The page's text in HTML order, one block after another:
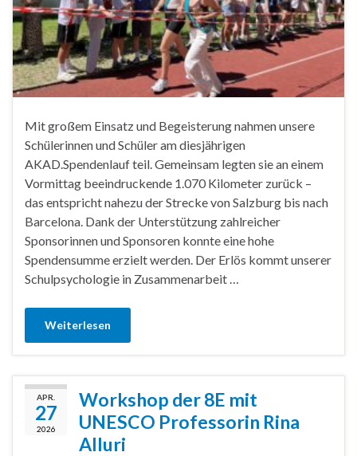
Mit großem Einsatz und Begeisterung nahmen unsere
Schülerinnen und Schüler am diesjährigen
AKAD.Spendenlauf teil. Gemeinsam legten sie an einem
Vormittag beeindruckende 1.070 Kilometer zurück –
das entspricht nahezu der Strecke von Salzburg bis nach
Barcelona. Dank der Unterstützung zahlreicher
Sponsorinnen und Sponsoren konnte eine hohe
Spendensumme erzielt werden. Der Erlös kommt unserer
Schulpsychologie in Zusammenarbeit …
Weiterlesen
APR.
27
2026
Workshop der 8E mit
UNESCO Professorin Rina
Alluri